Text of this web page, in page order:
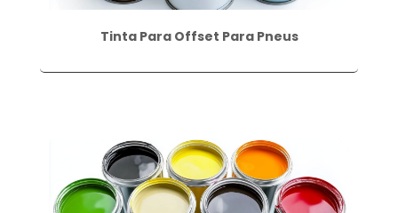
Tinta Para Offset Para Pneus